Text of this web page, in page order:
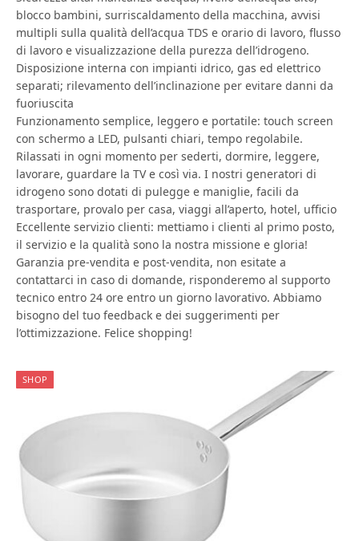
blocco bambini, surriscaldamento della macchina, avvisi
multipli sulla qualità dell’acqua TDS e orario di lavoro, flusso
di lavoro e visualizzazione della purezza dell’idrogeno.
Disposizione interna con impianti idrico, gas ed elettrico
separati; rilevamento dell’inclinazione per evitare danni da
fuoriuscita
Funzionamento semplice, leggero e portatile: touch screen
con schermo a LED, pulsanti chiari, tempo regolabile.
Rilassati in ogni momento per sederti, dormire, leggere,
lavorare, guardare la TV e così via. I nostri generatori di
idrogeno sono dotati di pulegge e maniglie, facili da
trasportare, provalo per casa, viaggi all’aperto, hotel, ufficio
Eccellente servizio clienti: mettiamo i clienti al primo posto,
il servizio e la qualità sono la nostra missione e gloria!
Garanzia pre-vendita e post-vendita, non esitate a
contattarci in caso di domande, risponderemo al supporto
tecnico entro 24 ore entro un giorno lavorativo. Abbiamo
bisogno del tuo feedback e dei suggerimenti per
l’ottimizzazione. Felice shopping!
SHOP